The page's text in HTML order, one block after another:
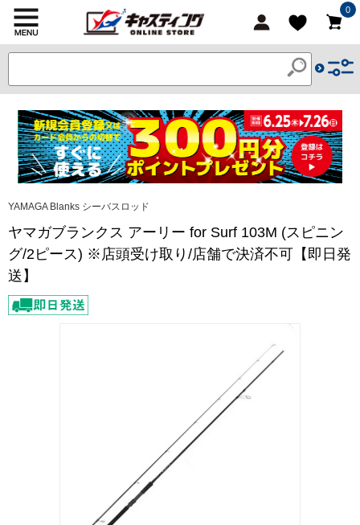
0
YAMAGA Blanks シーバスロッド
ヤマガブランクス アーリー for Surf 103M (スピニン
グ/2ピース) ※店頭受け取り/店舗で決済不可【即日発
送】